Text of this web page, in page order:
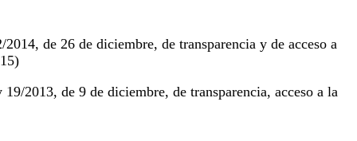
de 26 de diciembre, de transparencia y de acceso a
2013, de 9 de diciembre, de transparencia, acceso a la